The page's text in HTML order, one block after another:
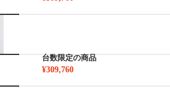
台数限定の商品
¥309,760